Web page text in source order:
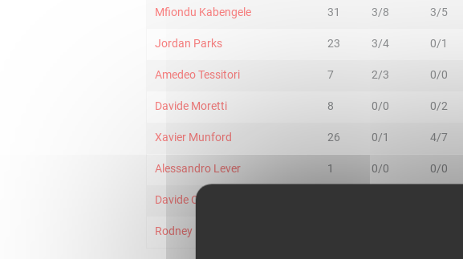
Mfiondu Kabengele 31 3/8 3/5
Jordan Parks 23 3/4 0/1
Amedeo Tessitori 7 2/3 0/0
Davide Moretti 8 0/0 0/2
Xavier Munford 26 0/1 4/7
Alessandro Lever 1 0/0 0/0
Davide Casarin
Rodney McGruder